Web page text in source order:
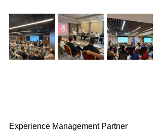
Experience Management Partner